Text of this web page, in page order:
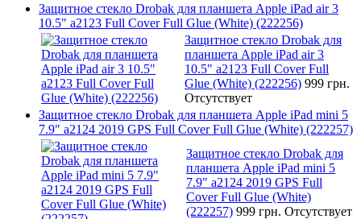
Защитное стекло Drobak для планшета Apple iPad air 3
10.5" a2123 Full Cover Full Glue (White) (222256)
Защитное стекло Drobak для
планшета Apple iPad air 3
10.5" a2123 Full Cover Full
Glue (White) (222256) 999 грн.
Отсутствует
Защитное стекло Drobak для планшета Apple iPad mini 5
7.9" a2124 2019 GPS Full Cover Full Glue (White) (222257)
Защитное стекло Drobak для
планшета Apple iPad mini 5
7.9" a2124 2019 GPS Full
Cover Full Glue (White)
(222257) 999 грн. Отсутствует